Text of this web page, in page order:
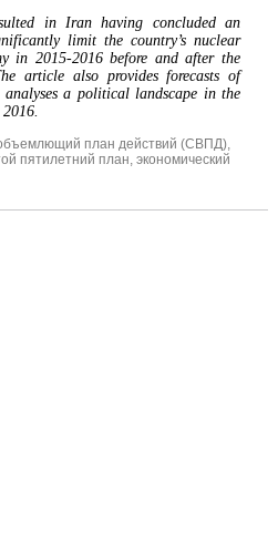
in Iran having concluded an
limit the country’s nuclear
in 2015-2016 before and after the
article also provides forecasts of
a political landscape in the
план действий (СВПД),
пятилетний план, экономический